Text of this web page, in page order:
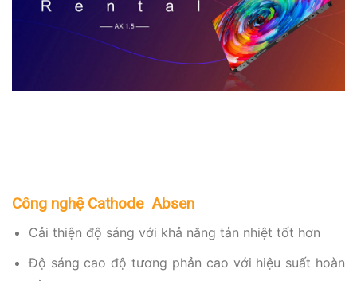
Công nghệ Cathode Absen
Cải thiện độ sáng với khả năng tản nhiệt tốt hơn
Độ sáng cao độ tương phản cao với hiệu suất hoàn